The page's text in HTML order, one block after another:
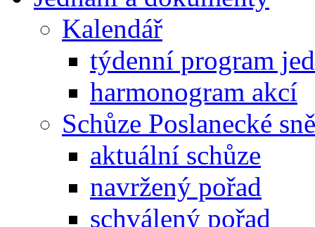
Kalendář
týdenní program
harmonogram akcí
Schůze Poslanecké
aktuální schůze
navržený pořad
schválený pořad